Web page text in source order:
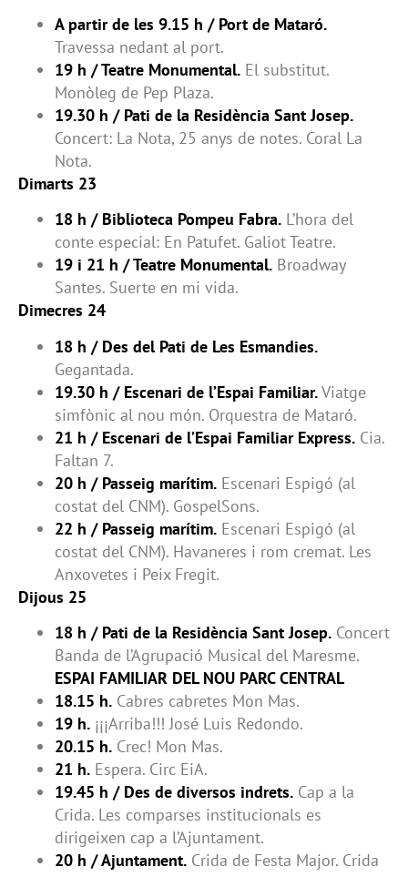
A partir de les 9.15 h / Port de Mataró.
Travessa nedant al port.
19 h / Teatre Monumental. El substitut.
Monòleg de Pep Plaza.
19.30 h / Pati de la Residència Sant Josep.
Concert: La Nota, 25 anys de notes. Coral La
Nota.
Dimarts 23
18 h / Biblioteca Pompeu Fabra. L’hora del
conte especial: En Patufet. Galiot Teatre.
19 i 21 h / Teatre Monumental. Broadway
Santes. Suerte en mi vida.
Dimecres 24
18 h / Des del Pati de Les Esmandies.
Gegantada.
19.30 h / Escenari de l’Espai Familiar.Viatge
simfònic al nou món. Orquestra de Mataró.
21 h / Escenari de l’Espai Familiar Express. Cia.
Faltan 7.
20 h / Passeig marítim. Escenari Espigó (al
costat del CNM). GospelSons.
22 h / Passeig marítim. Escenari Espigó (al
costat del CNM). Havaneres i rom cremat. Les
Anxovetes i Peix Fregit.
Dijous 25
18 h / Pati de la Residència Sant Josep. Concert
Banda de l’Agrupació Musical del Maresme.
ESPAI FAMILIAR DEL NOU PARC CENTRAL
18.15 h. Cabres cabretes Mon Mas.
19 h. ¡¡¡Arriba!!! José Luis Redondo.
20.15 h. Crec! Mon Mas.
21 h. Espera. Circ EiA.
19.45 h / Des de diversos indrets. Cap a la
Crida. Les comparses institucionals es
dirigeixen cap a l’Ajuntament.
20 h / Ajuntament. Crida de Festa Major. Crida